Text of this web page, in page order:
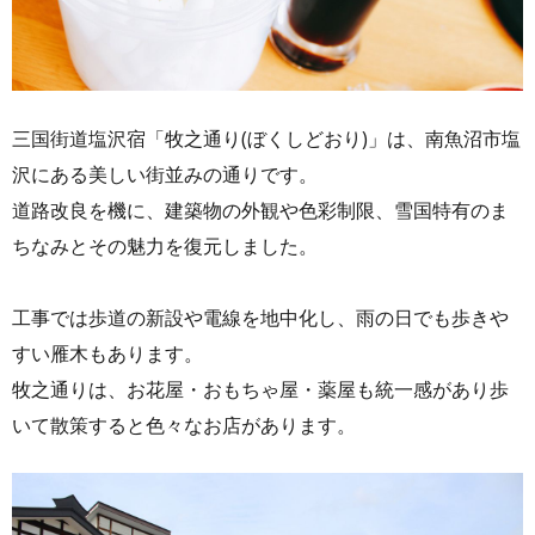
三国街道塩沢宿「牧之通り(ぼくしどおり)」は、南魚沼市塩
沢にある美しい街並みの通りです。
道路改良を機に、建築物の外観や色彩制限、雪国特有のま
ちなみとその魅力を復元しました。
工事では歩道の新設や電線を地中化し、雨の日でも歩きや
すい雁木もあります。
牧之通りは、お花屋・おもちゃ屋・薬屋も統一感があり歩
いて散策すると色々なお店があります。